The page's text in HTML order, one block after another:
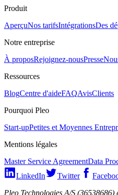
Produit
AperçuNos tarifsIntégrationsDes
Notre entreprise
À proposRejoignez-nousPresse
Ressources
BlogCentre d'aideFAQAvisClients
Pourquoi Pleo
Start-upPetites et Moyennes
Mentions légales
Master Service AgreementData
LinkedIn
Twitter
Pleo Technologies A/S